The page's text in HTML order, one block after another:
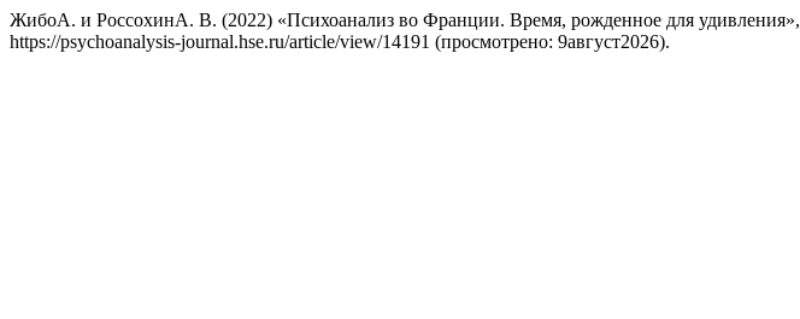
ЖибоА. и РоссохинА. В. (2022) «Психоанализ во Франции. Время, рожденное для удивления»,
https://psychoanalysis-journal.hse.ru/article/view/14191 (просмотрено: 9август2026).